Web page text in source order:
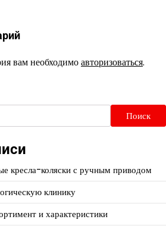
вам необходимоавторизоваться.
Поиск
кресла-коляски с ручным приводом
клинику
и характеристики